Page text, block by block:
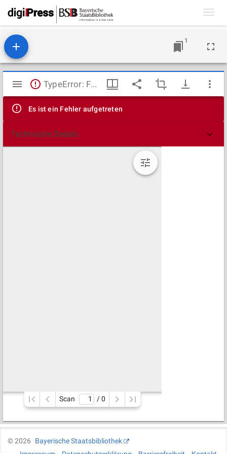
1
Mirador
Viewer
TypeError: Failed to fetch
Es ist ein Fehler aufgetreten
Technische Details
Scan / 0
©2026
Bayerische Staatsbibliothek